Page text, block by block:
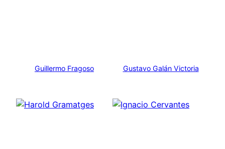
Guillermo Fragoso Gustavo Galán Victoria